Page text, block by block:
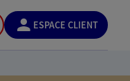
ESPACE CLIENT